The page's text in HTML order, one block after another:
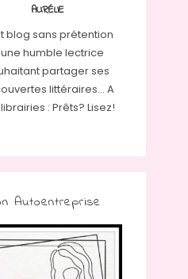
AURÉLIE
blog sans prétention
humble lectrice
partager ses
littéraires... A
: Prêts? Lisez!
Autoentreprise